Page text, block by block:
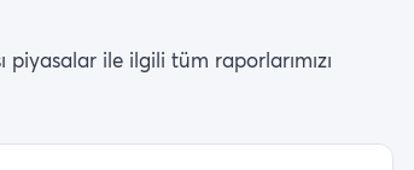
ile ilgili tüm raporlarımızı